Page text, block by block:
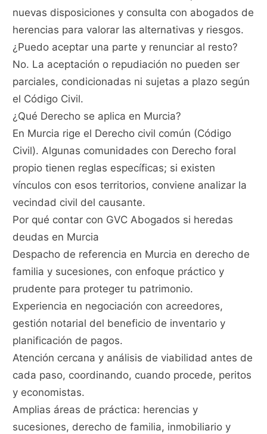
nuevas disposiciones y consulta con abogados de
herencias para valorar las alternativas y riesgos.
¿Puedo aceptar una parte y renunciar al resto?
No. La aceptación o repudiación no pueden ser
parciales, condicionadas ni sujetas a plazo según
el Código Civil.
¿Qué Derecho se aplica en Murcia?
En Murcia rige el Derecho civil común (Código
Civil). Algunas comunidades con Derecho foral
propio tienen reglas específicas; si existen
vínculos con esos territorios, conviene analizar la
vecindad civil del causante.
Por qué contar con GVC Abogados si heredas
deudas en Murcia
Despacho de referencia en Murcia en derecho de
familia y sucesiones, con enfoque práctico y
prudente para proteger tu patrimonio.
Experiencia en negociación con acreedores,
gestión notarial del beneficio de inventario y
planificación de pagos.
Atención cercana y análisis de viabilidad antes de
cada paso, coordinando, cuando procede, peritos
y economistas.
Amplias áreas de práctica: herencias y
sucesiones, derecho de familia, inmobiliario y